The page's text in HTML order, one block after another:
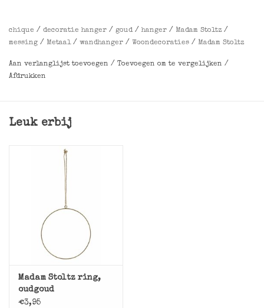
Afmetingen:
chique / decoratie hanger / goud / hanger / Madam Stoltz /
messing / Metaal/ wandhanger / Woondecoraties / Madam Stoltz
Aan verlanglijst toevoegen / Toevoegen om te vergelijken /
Afdrukken
Leuk erbij
Madam Stoltz ring,
oudgoud
€3,95